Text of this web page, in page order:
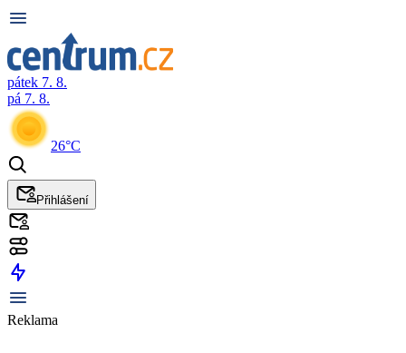
pátek 7. 8.
pá 7. 8.
26°C
Přihlášení
Reklama